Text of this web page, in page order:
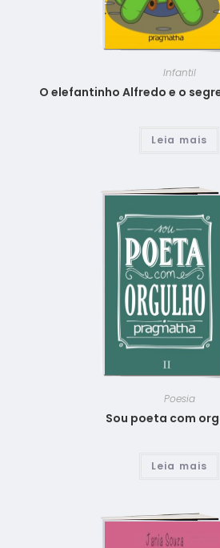
Infantil
O elefantinho Alfredo e o
Leia mais
Poesia
Sou poeta com
Leia mais